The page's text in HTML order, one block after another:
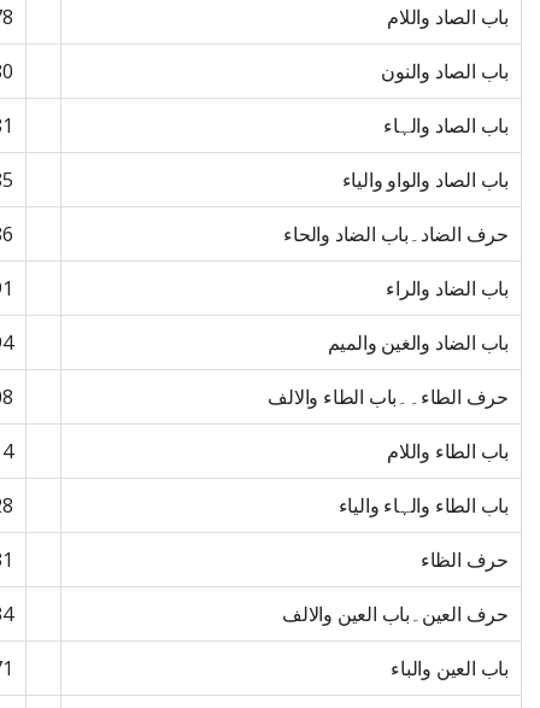
باب الصاد واللام
باب الصاد والنون
باب الصاد والہاء
باب الصاد والواو والیاء
حرف الضاد۔باب الضاد والحاء
باب الضاد والراء
باب الضاد والغین والمیم
حرف الطاء۔۔باب الطاء والالف
باب الطاء واللام
باب الطاء والہاء والیاء
حرف الظاء
حرف العین۔باب العین والالف
باب العین والباء